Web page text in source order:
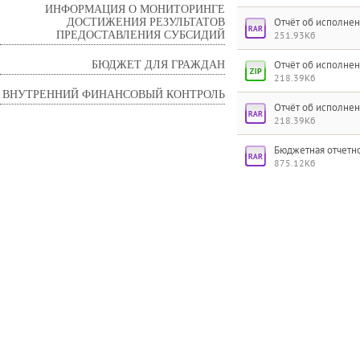
Отчёт об
251.93Кб
Отчёт об
218.39Кб
Отчёт об
218.39Кб
Бюджетная
875.12Кб
ИНФОРМАЦИЯ О МОНИТОРИНГЕ
ДОСТИЖЕНИЯ РЕЗУЛЬТАТОВ
ПРЕДОСТАВЛЕНИЯ СУБСИДИЙ
БЮДЖЕТ ДЛЯ ГРАЖДАН
ВНУТРЕННИЙ ФИНАНСОВЫЙ КОНТРОЛЬ